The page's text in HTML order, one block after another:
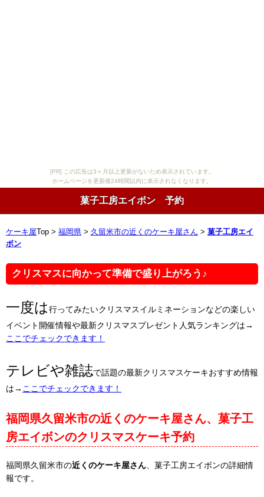
[PR] この広告は3ヶ月以上更新がないため表示されています。
ホームページを更新後24時間以内に表示されなくなります。
菓子工房エイボン 予約
ケーキ屋 Top > 福岡県 > 久留米市の近くのケーキ屋さん > 菓子工房エイ
ボン
クリスマスに向かって準備で盛り上がろう♪
一度は行ってみたいクリスマスイルミネーションなどの楽しい
イベント開催情報や最新クリスマスプレゼント人気ランキングは→
ここでチェックできます！
テレビや雑誌で話題の最新クリスマスケーキおすすめ情報
は→ ここでチェックできます！
福岡県久留米市の近くのケーキ屋さん、菓子工
房エイボンのクリスマスケーキ予約
福岡県久留米市の近くのケーキ屋さん 、菓子工房エイボンの詳細情
報です。